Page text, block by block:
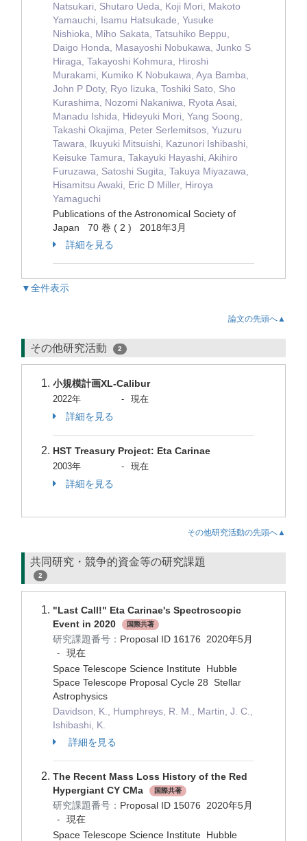
Natsukari, Shutaro Ueda, Koji Mori, Makoto
Yamauchi, Isamu Hatsukade, Yusuke
Nishioka, Miho Sakata, Tatsuhiko Beppu,
Daigo Honda, Masayoshi Nobukawa, Junko S
Hiraga, Takayoshi Kohmura, Hiroshi
Murakami, Kumiko K Nobukawa, Aya Bamba,
John P Doty, Ryo Iizuka, Toshiki Sato, Sho
Kurashima, Nozomi Nakaniwa, Ryota Asai,
Manadu Ishida, Hideyuki Mori, Yang Soong,
Takashi Okajima, Peter Serlemitsos, Yuzuru
Tawara, Ikuyuki Mitsuishi, Kazunori Ishibashi,
Keisuke Tamura, Takayuki Hayashi, Akihiro
Furuzawa, Satoshi Sugita, Takuya Miyazawa,
Hisamitsu Awaki, Eric D Miller, Hiroya
Yamaguchi
Publications of the Astronomical Society of
Japan 70 巻 ( 2 ) 2018年3月
詳細を見る
▼全件表示
論文の先頭へ▲
その他研究活動 2
小規模計画XL-Calibur
2022年 - 現在
詳細を見る
HST Treasury Project: Eta Carinae
2003年 - 現在
詳細を見る
その他研究活動の先頭へ▲
共同研究・競争的資金等の研究課題
2
"Last Call!" Eta Carinae's Spectroscopic
Event in 2020
国際共著
研究課題番号： Proposal ID 16176 2020年5月
-
現在
Space Telescope Science Institute Hubble
Space Telescope Proposal Cycle 28 Stellar
Astrophysics
Davidson, K., Humphreys, R. M., Martin, J. C.,
Ishibashi, K.
詳細を見る
The Recent Mass Loss History of the Red
Hypergiant CY CMa
国際共著
研究課題番号： Proposal ID 15076 2020年5月
-
現在
Space Telescope Science Institute Hubble